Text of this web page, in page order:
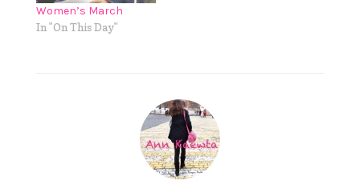
Women’s March
In "On This Day"